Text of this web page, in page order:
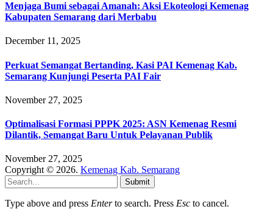
Menjaga Bumi sebagai Amanah: Aksi Ekoteologi Kemenag
Kabupaten Semarang dari Merbabu
December 11, 2025
Perkuat Semangat Bertanding, Kasi PAI Kemenag Kab.
Semarang Kunjungi Peserta PAI Fair
November 27, 2025
Optimalisasi Formasi PPPK 2025: ASN Kemenag Resmi
Dilantik, Semangat Baru Untuk Pelayanan Publik
November 27, 2025
Copyright © 2026. Kemenag Kab. Semarang
Submit
Type above and press Enterto search. Press Esc to cancel.